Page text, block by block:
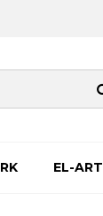
EL-